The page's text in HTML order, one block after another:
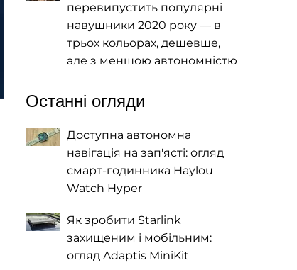
перевипустить популярні
навушники 2020 року — в
трьох кольорах, дешевше,
але з меншою автономністю
Останні огляди
Доступна автономна
навігація на зап'ясті: огляд
смарт-годинника Haylou
Watch Hyper
Як зробити Starlink
захищеним і мобільним:
огляд Adaptis MiniKit